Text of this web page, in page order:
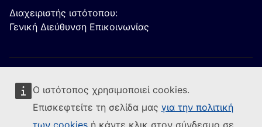
Ο ιστότοπος χρησιμοποιεί cookies.
Επισκεφτείτε τη σελίδα μας για την πολιτική
των cookies ή κάντε κλικ στον σύνδεσμο σε
Διαχειριστής ιστότοπου:
Γενική Διεύθυνση Επικοινωνίας